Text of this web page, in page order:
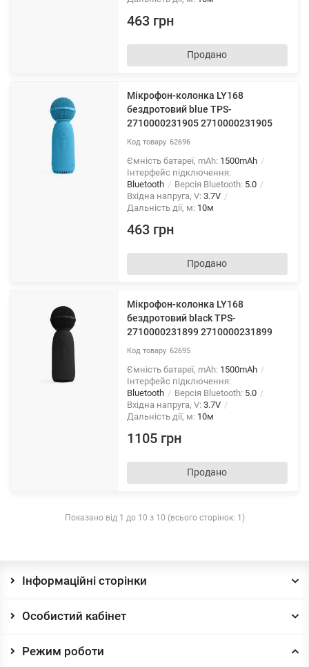
463 грн
Продано
Мікрофон-колонка LY168
бездротовий blue TPS-
2710000231905 2710000231905
62696
Ємність батареї, mAh: 1500mAh
Інтерфейс підключення:
Bluetooth
Версія Bluetooth: 5.0
Вхідна напруга, V: 3.7V
Дальність дії, м: 10м
463 грн
Продано
Мікрофон-колонка LY168
бездротовий black TPS-
2710000231899 2710000231899
62695
Ємність батареї, mAh: 1500mAh
Інтерфейс підключення:
Bluetooth
Версія Bluetooth: 5.0
Вхідна напруга, V: 3.7V
Дальність дії, м: 10м
1105 грн
Продано
Показано від 1 до 10 з 10 (всього сторінок: 1)
Інформаційні сторінки
Особистий кабінет
Режим роботи